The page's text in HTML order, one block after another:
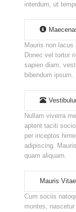
interdum, ut
Mauris non
Donec vel tortor
sapien diam,
bibendum ipsum.
Nullam viverra
aptent taciti
per inceptos
adipiscing.
quam aliquam.
Mauris
Cum sociis
montes,